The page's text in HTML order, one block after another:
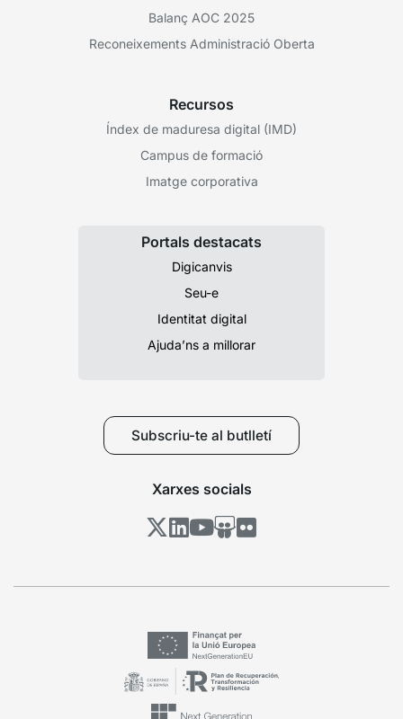
Balanç AOC 2025
Reconeixements Administració Oberta
Recursos
Índex de maduresa digital (IMD)
Campus de formació
Imatge corporativa
Portals destacats
Digicanvis
Seu-e
Identitat digital
Ajuda’ns a millorar
Subscriu-te al butlletí
Xarxes socials